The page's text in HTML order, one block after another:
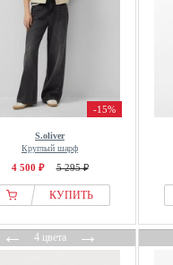
-15%
S.oliver
Круглый шарф
4 500 ₽ 5 295 ₽
КУПИТЬ
←4 цвета→